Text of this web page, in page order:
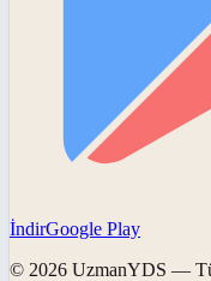
İndirGoogle Play
© 2026 UzmanYDS —